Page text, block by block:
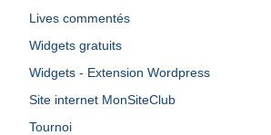
Lives commentés
Widgets gratuits
Widgets - Extension Wordpress
Site internet MonSiteClub
Tournoi